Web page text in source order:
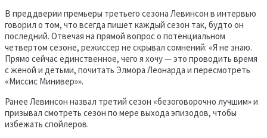
В преддверии премьеры третьего сезона Левинсон в интервью
говорил о том, что всегда пишет каждый сезон так, будто он
последний. Отвечая на прямой вопрос о потенциальном
четвертом сезоне, режиссер не скрывал сомнений: «Я не знаю.
Прямо сейчас единственное, чего я хочу — это проводить время
с женой и детьми, почитать Элмора Леонарда и пересмотреть
«Миссис Минивер»».
Ранее Левинсон назвал третий сезон «безоговорочно лучшим» и
призывал смотреть сезон по мере выхода эпизодов, чтобы
избежать спойлеров.